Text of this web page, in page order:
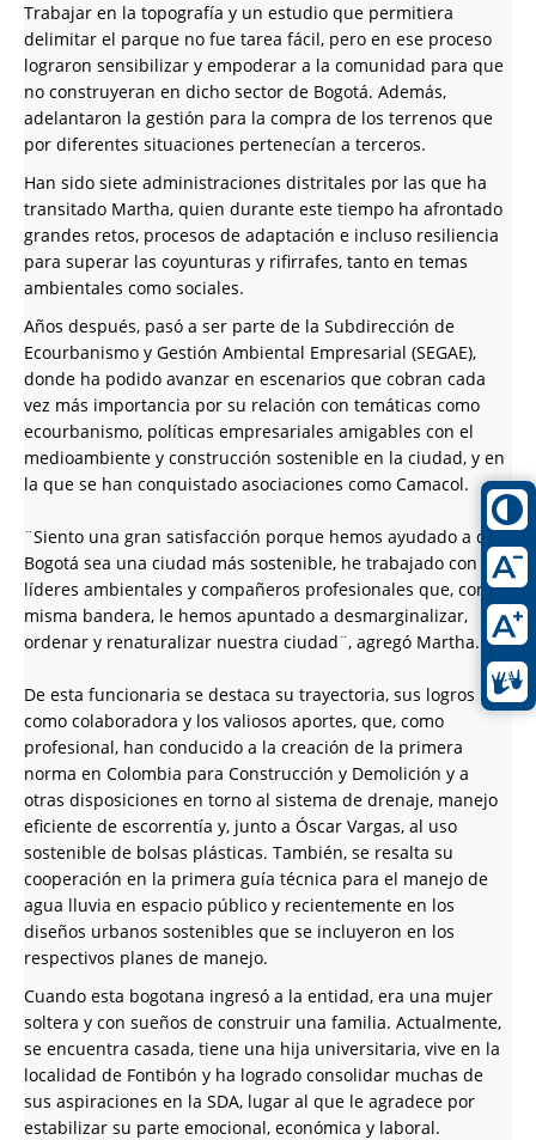
Trabajar en la topografía y un estudio que permitiera
delimitar el parque no fue tarea fácil, pero en ese proceso
lograron sensibilizar y empoderar a la comunidad para que
no construyeran en dicho sector de Bogotá. Además,
adelantaron la gestión para la compra de los terrenos que
por diferentes situaciones pertenecían a terceros.
Han sido siete administraciones distritales por las que ha
transitado Martha, quien durante este tiempo ha afrontado
grandes retos, procesos de adaptación e incluso resiliencia
para superar las coyunturas y rifirrafes, tanto en temas
ambientales como sociales.
Años después, pasó a ser parte de la Subdirección de
Ecourbanismo y Gestión Ambiental Empresarial (SEGAE),
donde ha podido avanzar en escenarios que cobran cada
vez más importancia por su relación con temáticas como
ecourbanismo, políticas empresariales amigables con el
medioambiente y construcción sostenible en la ciudad, y en
la que se han conquistado asociaciones como Camacol.
¨Siento una gran satisfacción porque hemos ayudado a que
Bogotá sea una ciudad más sostenible, he trabajado con
líderes ambientales y compañeros profesionales que, con la
misma bandera, le hemos apuntado a desmarginalizar,
ordenar y renaturalizar nuestra ciudad¨, agregó Martha.
De esta funcionaria se destaca su trayectoria, sus logros
como colaboradora y los valiosos aportes, que, como
profesional, han conducido a la creación de la primera
norma en Colombia para Construcción y Demolición y a
otras disposiciones en torno al sistema de drenaje, manejo
eficiente de escorrentía y, junto a Óscar Vargas, al uso
sostenible de bolsas plásticas. También, se resalta su
cooperación en la primera guía técnica para el manejo de
agua lluvia en espacio público y recientemente en los
diseños urbanos sostenibles que se incluyeron en los
respectivos planes de manejo.
Cuando esta bogotana ingresó a la entidad, era una mujer
soltera y con sueños de construir una familia. Actualmente,
se encuentra casada, tiene una hija universitaria, vive en la
localidad de Fontibón y ha logrado consolidar muchas de
sus aspiraciones en la SDA, lugar al que le agradece por
estabilizar su parte emocional, económica y laboral.